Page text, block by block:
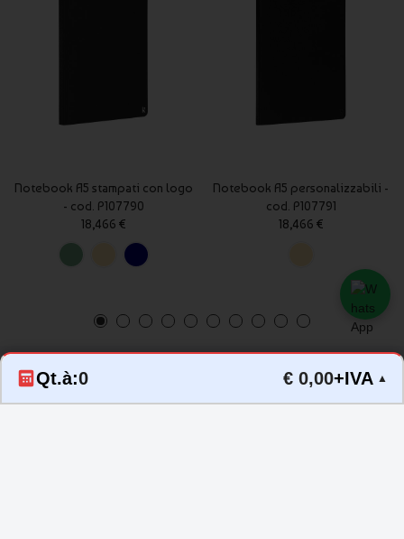
Qt.à:0 € 0,00+IVA ▲
Notebook A5 stampati con logo
- cod. P107790
18,466 €
Notebook A5 personalizzabili -
cod. P107791
18,466 €